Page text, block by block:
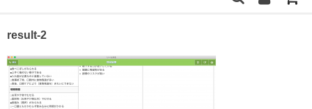
ホーム
最新情報
購 入
result-2